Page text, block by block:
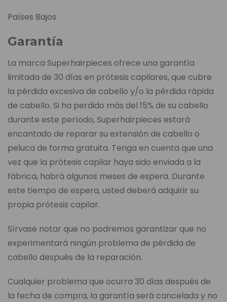
Países Bajos
Garantía
La marca Superhairpieces ofrece una garantía
limitada de 30 días en prótesis capilares, que cubre
la pérdida excesiva de cabello y/o la pérdida rápida
de cabello. Si ha perdido más del 15% de su cabello
durante este período, Superhairpieces estará
encantado de reparar su extensión de cabello o
peluca de forma gratuita. Tenga en cuenta que una
vez que la prótesis capilar haya sido enviada a la
fábrica, habrá algunos meses de espera. Durante
este tiempo de espera, usted deberá adquirir su
propia prótesis capilar.
Sírvase notar que no podremos garantizar que no
experimentará ningún problema de pérdida de
cabello después de la reparación.
Cualquier problema que ocurra 30 días después de
la fecha de compra, la garantía será cancelada y no